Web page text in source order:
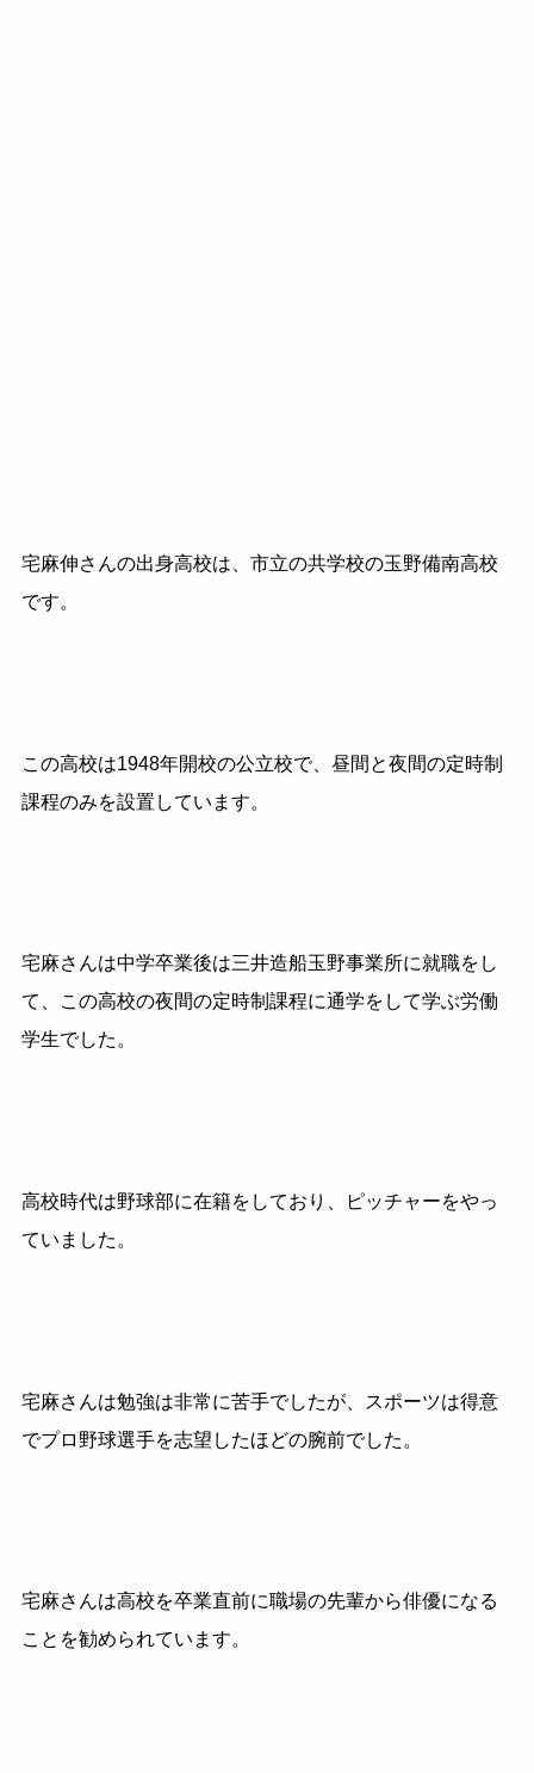
宅麻伸さんの出身高校は、市立の共学校の玉野備南高校
です。
この高校は1948年開校の公立校で、昼間と夜間の定時制
課程のみを設置しています。
宅麻さんは中学卒業後は三井造船玉野事業所に就職をし
て、この高校の夜間の定時制課程に通学をして学ぶ労働
学生でした。
高校時代は野球部に在籍をしており、ピッチャーをやっ
ていました。
宅麻さんは勉強は非常に苦手でしたが、スポーツは得意
でプロ野球選手を志望したほどの腕前でした。
宅麻さんは高校を卒業直前に職場の先輩から俳優になる
ことを勧められています。